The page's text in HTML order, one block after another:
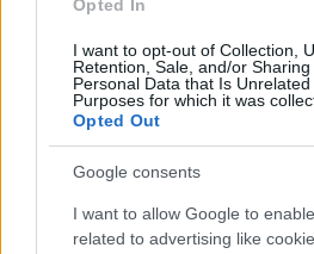
Opted In
I want to opt-out of Collection,
Retention, Sale, and/or
Personal Data that Is
Purposes for which it was
Opted Out
Google consents
I want to allow Google to
related to advertising like
ΡΟΗ ΕΙΔΗΣΕΩΝ